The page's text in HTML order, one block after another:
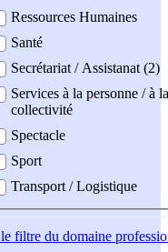
Ressources Humaines
Santé
Secrétariat / Assistanat (2)
Services à la personne / à la
collectivité
Spectacle
Sport
Transport / Logistique
filtre du domaine